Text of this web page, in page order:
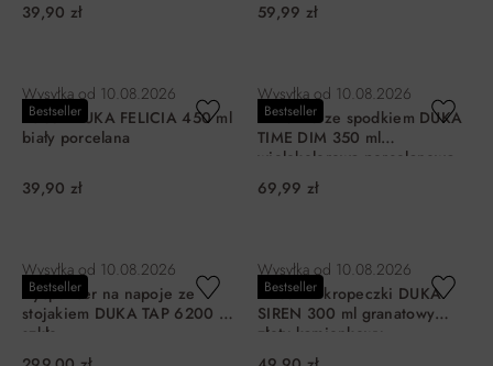
39,90 zł
59,99 zł
Bestseller
Wysyłka od 10.08.2026
Kubek DUKA FELICIA 450 ml
biały porcelana
39,90 zł
Bestseller
Wysyłka od 10.08.2026
Filiżanka ze spodkiem DUKA
TIME DIM 350 ml
wielokolorowa porcelanowa
69,99 zł
Bestseller
Wysyłka od 10.08.2026
Dyspenser na napoje ze
stojakiem DUKA TAP 6200 ml
szkło
Bestseller
Wysyłka od 10.08.2026
Kubek w kropeczki DUKA
SIREN 300 ml granatowy
złoty kamionkowy